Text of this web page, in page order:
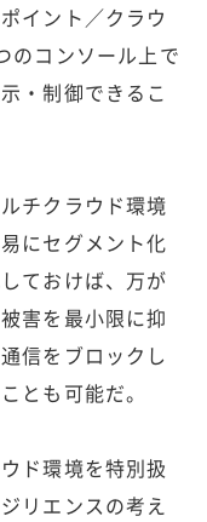
イント／クラウ
のコンソール上で
・制御できるこ
チクラウド環境
にセグメント化
ておけば、万が
害を最小限に抑
信をブロックし
とも可能だ。
ド環境を特別扱
リエンスの考え